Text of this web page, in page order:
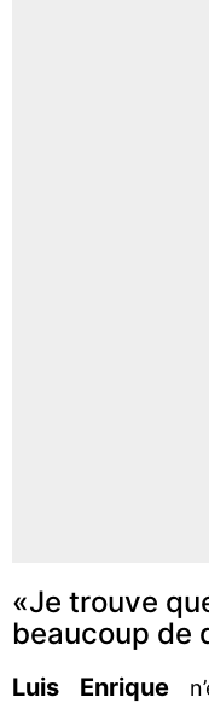
«Je trouve
beaucoup de
Luis Enrique